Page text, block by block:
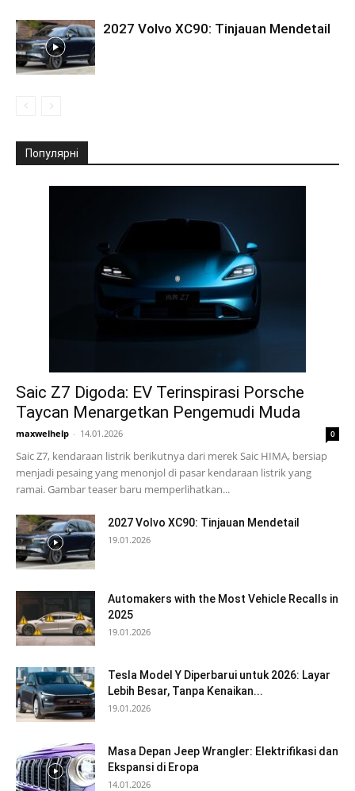
2027 Volvo XC90: Tinjauan Mendetail
Популярні
Saic Z7 Digoda: EV Terinspirasi Porsche
Taycan Menargetkan Pengemudi Muda
maxwelhelp - 14.01.2026 0
Saic Z7, kendaraan listrik berikutnya dari merek Saic HIMA, bersiap
menjadi pesaing yang menonjol di pasar kendaraan listrik yang
ramai. Gambar teaser baru memperlihatkan...
2027 Volvo XC90: Tinjauan Mendetail
19.01.2026
Automakers with the Most Vehicle Recalls in
2025
19.01.2026
Tesla Model Y Diperbarui untuk 2026: Layar
Lebih Besar, Tanpa Kenaikan...
19.01.2026
Masa Depan Jeep Wrangler: Elektrifikasi dan
Ekspansi di Eropa
14.01.2026